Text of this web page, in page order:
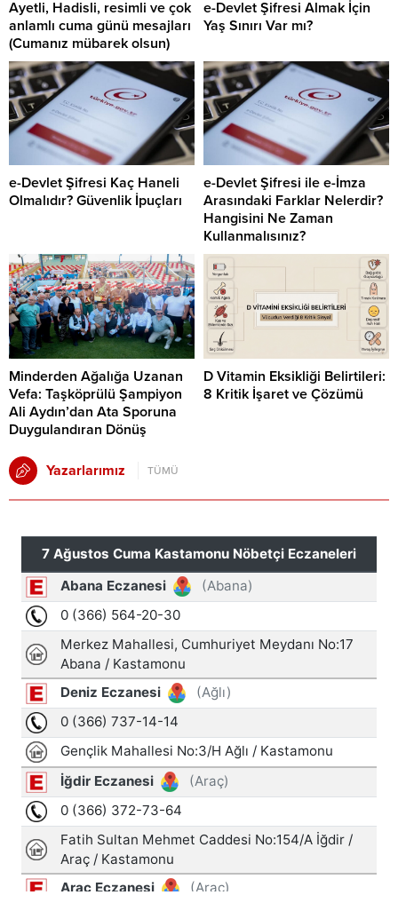
Ayetli, Hadisli, resimli ve çok
anlamlı cuma günü mesajları
(Cumanız mübarek olsun)
e-Devlet Şifresi Almak İçin
Yaş Sınırı Var mı?
e-Devlet Şifresi Kaç Haneli
Olmalıdır? Güvenlik İpuçları
e-Devlet Şifresi ile e-İmza
Arasındaki Farklar Nelerdir?
Hangisini Ne Zaman
Kullanmalısınız?
Minderden Ağalığa Uzanan
Vefa: Taşköprülü Şampiyon
Ali Aydın’dan Ata Sporuna
Duygulandıran Dönüş
D Vitamin Eksikliği Belirtileri:
8 Kritik İşaret ve Çözümü
Yazarlarımız TÜMÜ